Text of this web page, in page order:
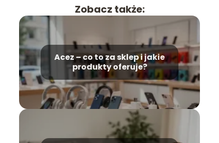
Zobacz także:
Acez – co to za sklep i jakie
produkty oferuje?